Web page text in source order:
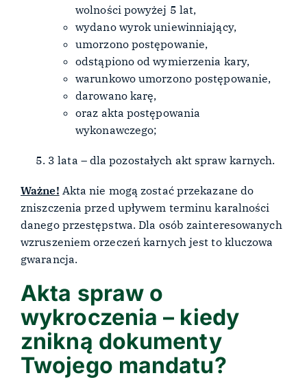
wolności powyżej 5 lat,
wydano wyrok uniewinniający,
umorzono postępowanie,
odstąpiono od wymierzenia kary,
warunkowo umorzono postępowanie,
darowano karę,
oraz akta postępowania
wykonawczego;
3 lata – dla pozostałych akt spraw karnych.
Ważne! Akta nie mogą zostać przekazane do
zniszczenia przed upływem terminu karalności
danego przestępstwa. Dla osób zainteresowanych
wzruszeniem orzeczeń karnych jest to kluczowa
gwarancja.
Akta spraw o
wykroczenia – kiedy
znikną dokumenty
Twojego mandatu?